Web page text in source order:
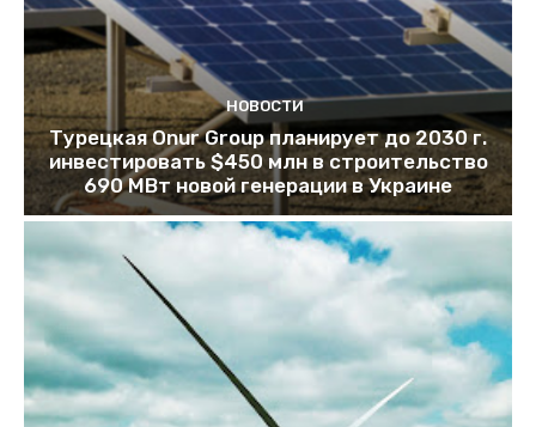
НОВОСТИ
Турецкая Onur Group планирует до 2030 г.
инвестировать $450 млн в строительство
690 МВт новой генерации в Украине